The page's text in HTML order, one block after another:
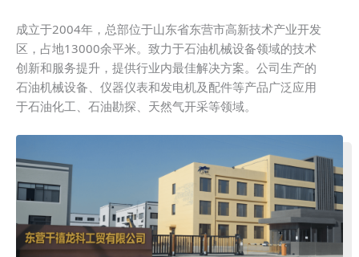
成立于2004年，总部位于山东省东营市高新技术产业开发
区，占地13000余平米。致力于石油机械设备领域的技术
创新和服务提升，提供行业内最佳解决方案。公司生产的
石油机械设备、仪器仪表和发电机及配件等产品广泛应用
于石油化工、石油勘探、天然气开采等领域。